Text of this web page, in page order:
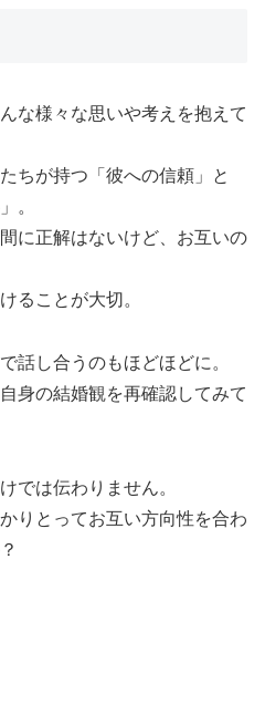
な様々な思いや考えを抱えて
ちが持つ「彼への信頼」と
。
に正解はないけど、お互いの
ることが大切。
話し合うのもほどほどに。
身の結婚観を再確認してみて
では伝わりません。
りとってお互い方向性を合わ